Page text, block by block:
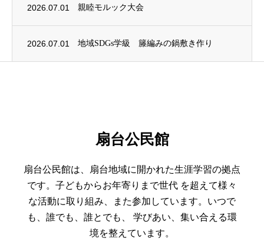
2026.07.01 親睦モルック大会
2026.07.01 地域SDGs学級 籐編みの鍋敷き作り
扇台公民館
扇台公民館は、扇台地域に開かれた生涯学習の拠点
です。子どもからお年寄りまで世代 を超えて様々
な活動に取り組み、また参加しています。いつで
も、誰でも、誰とでも、 学びあい、集い合える環
境を整えています。